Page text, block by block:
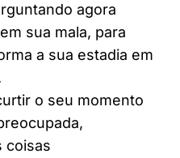
agora
sua mala, para
a sua estadia em
o seu momento
coisas